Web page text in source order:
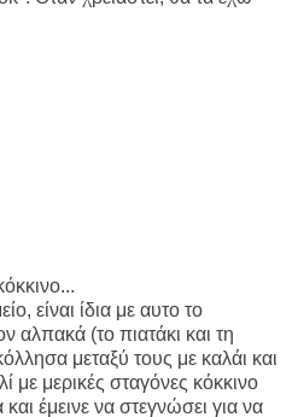
είναι ίδια με αυτο το
αλπακά (το πιατάκι και τη
μεταξύ τους με καλάι και
με μερικές σταγόνες κόκκινο
έμεινε να στεγνώσει για να